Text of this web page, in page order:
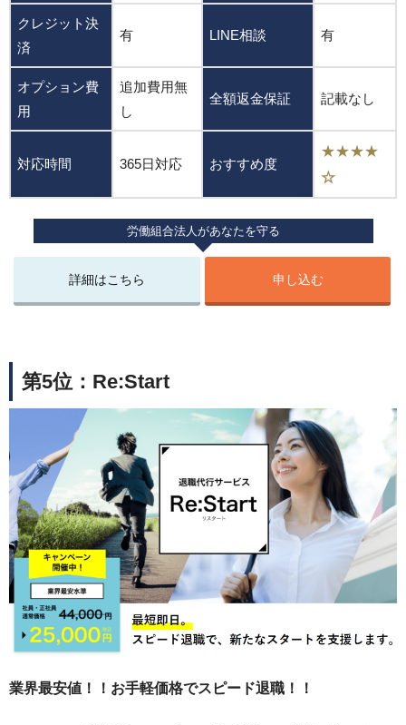
クレジット決
済
有 LINE相談 有
オプション費
用
追加費用無
し
全額返金保証 記載なし
対応時間 365日対応 おすすめ度
★★★★
☆
労働組合法人があなたを守る
詳細はこちら 申し込む
第5位：Re:Start
業界最安値！！お手軽価格でスピード退職！！